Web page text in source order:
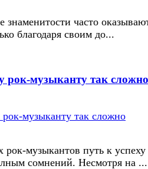
часто
благодаря своим до...
музыканту так сложно
музыкантов путь к успеху
сомнений. Несмотря на ...